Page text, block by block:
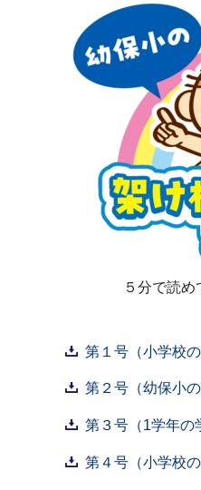
５分で読
第１号（小学校
第２号（幼保小
第３号（1学年の
第４号（小学校